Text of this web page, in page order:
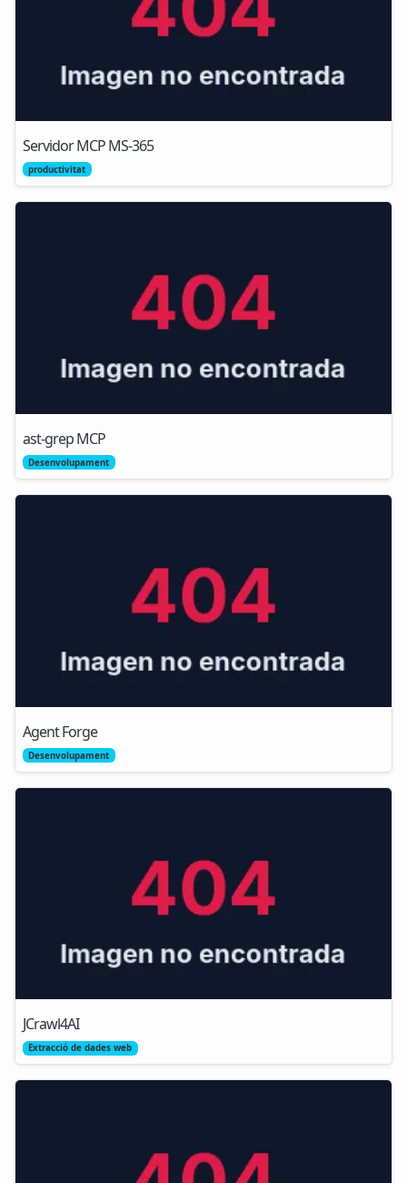
Servidor MCP MS-365
productivitat
ast-grep MCP
Desenvolupament
Agent Forge
Desenvolupament
JCrawl4AI
Extracció de dades web